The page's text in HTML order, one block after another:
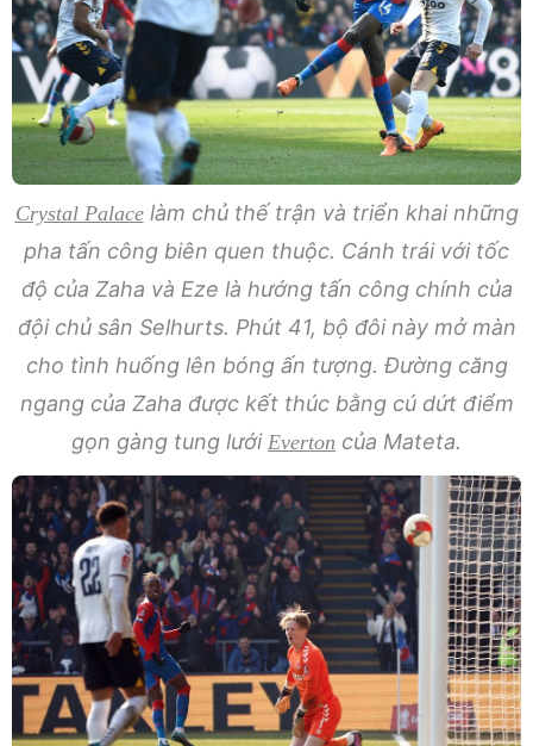
Crystal Palacelàm chủ thế trận và triển khai những
pha tấn công biên quen thuộc. Cánh trái với tốc
độ của Zaha và Eze là hướng tấn công chính của
đội chủ sân Selhurts. Phút 41, bộ đôi này mở màn
cho tình huống lên bóng ấn tượng. Đường căng
ngang của Zaha được kết thúc bằng cú dứt điểm
gọn gàng tung lưới Everton của Mateta.